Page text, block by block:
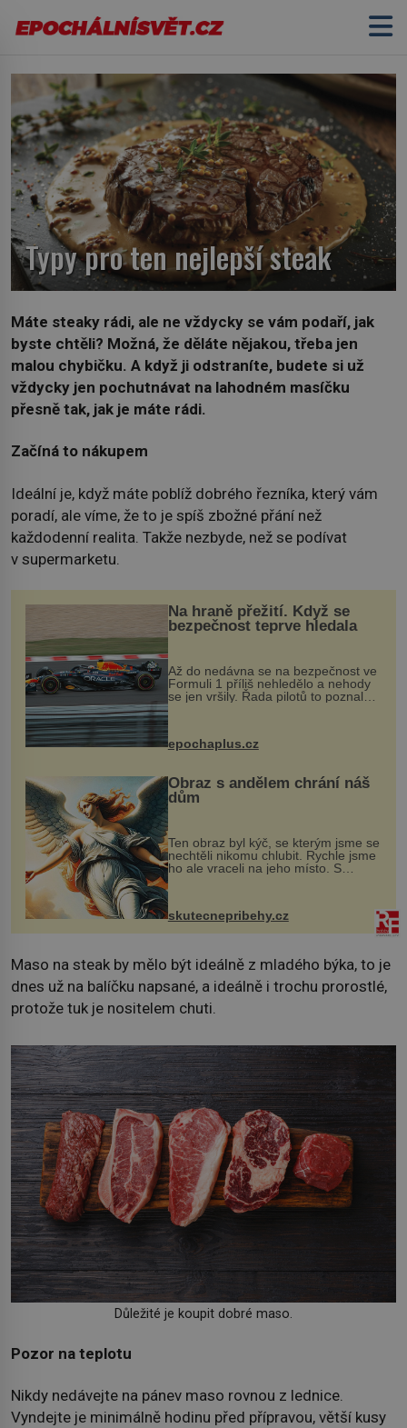
Typy pro ten nejlepší steak
Máte steaky rádi, ale ne vždycky se vám podaří, jak
byste chtěli? Možná, že děláte nějakou, třeba jen
malou chybičku. A když ji odstraníte, budete si už
vždycky jen pochutnávat na lahodném masíčku
přesně tak, jak je máte rádi.
Začíná to nákupem
Ideální je, když máte poblíž dobrého řezníka, který vám
poradí, ale víme, že to je spíš zbožné přání než
každodenní realita. Takže nezbyde, než se podívat
v supermarketu.
Na hraně přežití. Když se
bezpečnost teprve hledala
Až do nedávna se na bezpečnost ve
Formuli 1 příliš nehledělo a nehody
se jen vršily. Řada pilotů to poznala
na vlastní kůži, často s trvalými
následky nebo bohužel i ztrátou
života. Dnes nepochopiteln...
epochaplus.cz
Obraz s andělem chrání náš
dům
Ten obraz byl kýč, se kterým jsme se
nechtěli nikomu chlubit. Rychle jsme
ho ale vraceli na jeho místo. S
manželem Vaškem jsme si pořídili
chaloupku, takový domek na severu
Čech, kde jsme si naplánova...
skutecnepribehy.cz
Maso na steak by mělo být ideálně z mladého býka, to je
dnes už na balíčku napsané, a ideálně i trochu prorostlé,
protože tuk je nositelem chuti.
Důležité je koupit dobré maso.
Pozor na teplotu
Nikdy nedávejte na pánev maso rovnou z lednice.
Vyndejte je minimálně hodinu před přípravou, větší kusy